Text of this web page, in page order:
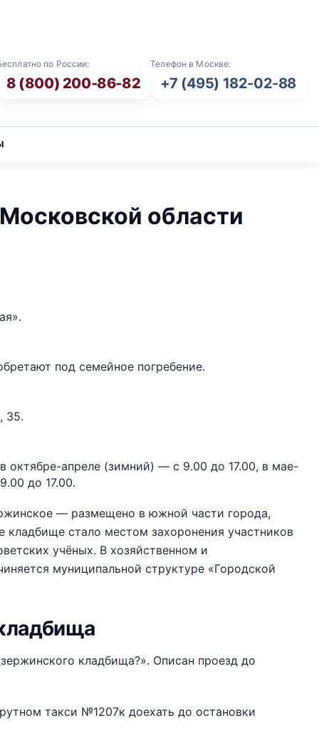
по России:
8 (800) 200-86-82
Телефон в Москве:
+7 (495) 182-02-88
области
под семейное погребение.
35.
октябре-апреле (зимний) — с 9.00 до 17.00, в мае-
до 17.00.
— размещено в южной части города,
стало местом захоронения участников
учёных. В хозяйственном и
муниципальной структуре «Городской
кладбища?». Описан проезд до
такси №1207к доехать до остановки